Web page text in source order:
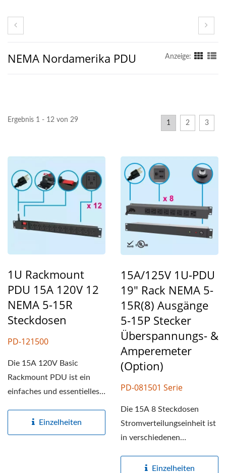
NEMA Nordamerika PDU Anzeige:
Ergebnis 1 - 12 von 29 1 2 3
1U Rackmount
PDU 15A 120V 12
NEMA 5-15R
Steckdosen
PD-121500
Die 15A 120V Basic
Rackmount PDU ist ein
einfaches und essentielles
Rechenzentren,...
Einzelheiten
15A/125V 1U-PDU
19" Rack NEMA 5-
15R(8) Ausgänge
5-15P Stecker
Überspannungs- &
Amperemeter
(Option)
PD-081501 Serie
Die 15A 8 Steckdosen
Stromverteilungseinheit ist
in verschiedenen
Kombi-Schutzschalter-...
Einzelheiten